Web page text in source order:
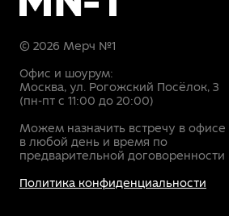
© 2026 Мерч №1
Офис и шоурум:
Москва, ул. Рогожский Посёлок, 3
(пн-пт с 11:00 до 20:00)
Можем назначить встречу в офисе
в любой день и время по
предварительной договоренности
Политика конфиденциальности